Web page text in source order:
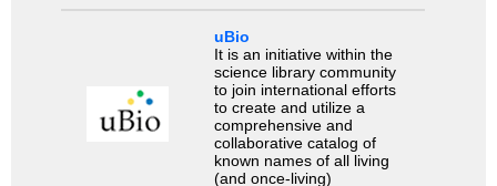
uBio
It is an initiative within the
science library community
to join international efforts
to create and utilize a
comprehensive and
collaborative catalog of
known names of all living
(and once-living)